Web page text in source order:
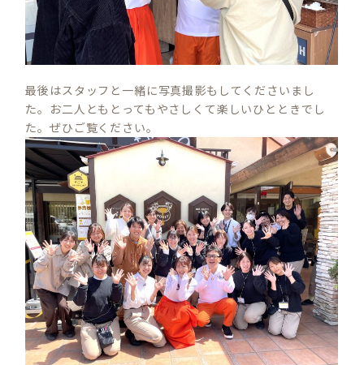
最後はスタッフと一緒に写真撮影もしてくださいまし
た。お二人ともとってもやさしくて楽しいひとときでし
た。ぜひご覧ください。